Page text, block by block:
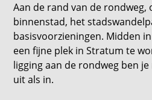
Aan de rand van de
binnenstad, het
basisvoorzieningen. Midden
een fijne plek in Stratum te
ligging aan de rondweg ben
uit als in.